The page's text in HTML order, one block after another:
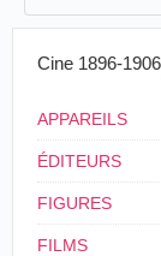
Cine 1896-1906
APPAREILS
ÉDITEURS
FIGURES
FILMS